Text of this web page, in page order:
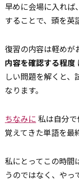
早めに会場に入れば
することで、頭を英
復習の内容は軽めが
内容を確認する程度
しい問題を解くと
なります。
ちなみに 私は自分で
覚えてきた単語を最
私にとってこの時間
うのではなく、やっ